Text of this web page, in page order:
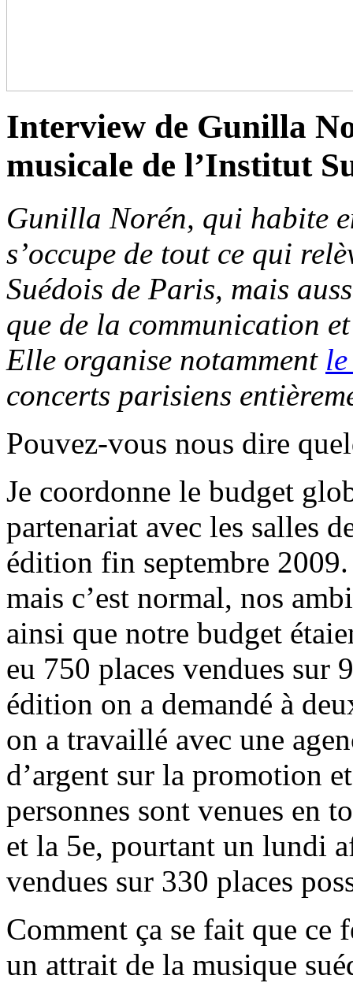
Interview de Gunilla
musicale de l’Institut
Gunilla Norén, qui habite
s’occupe de tout ce qui
Suédois de Paris, mais
que de la communication
Elle organise notamment
concerts parisiens
Pouvez-vous nous dire
Je coordonne le budget
partenariat avec les salles
édition fin septembre
mais c’est normal, nos
ainsi que notre budget
eu 750 places vendues sur
édition on a demandé à
on a travaillé avec une
d’argent sur la promotion
personnes sont venues en
et la 5e, pourtant un lundi
vendues sur 330 places
Comment ça se fait que ce
un attrait de la musique